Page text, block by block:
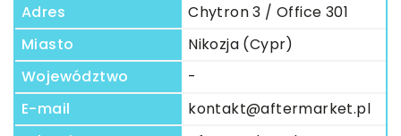
Adres
Chytron 3 / Office 301
Miasto
Nikozja (Cypr)
Województwo
-
E-mail
kontakt@aftermarket.pl